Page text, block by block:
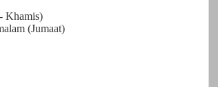
Khamis)
(Jumaat)